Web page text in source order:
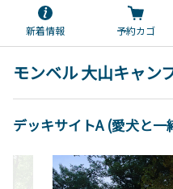
新着情報 予約カゴ
モンベル 大山キャン
デッキサイトA (愛犬と一